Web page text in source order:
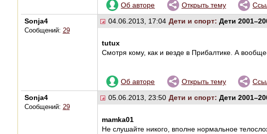
Об авторе Открыть тему
Sonja4
Сообщений: 29
04.06.2013, 17:04 Дети и спорт:Дети
tutux
Смотря кому, как и везде в Прибалтике. А
Об авторе Открыть тему
Sonja4
Сообщений: 29
05.06.2013, 23:50 Дети и спорт:Дети
mamka01
Не слушайте никого, вполне нормальное